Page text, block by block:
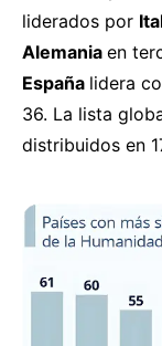
liderados por
Alemania en
España lidera
36. La lista
distribuidos en